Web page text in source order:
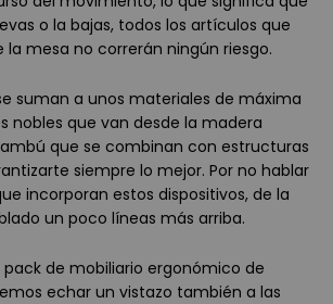
o la bajas, todos los artículos que
mesa no correrán ningún riesgo.
suman a unos materiales de máxima
nobles que van desde la madera
que se combinan con estructuras
siempre lo mejor. Por no hablar
incorporan estos dispositivos, de la
un poco líneas más arriba.
de mobiliario ergonómico de
echar un vistazo también a las